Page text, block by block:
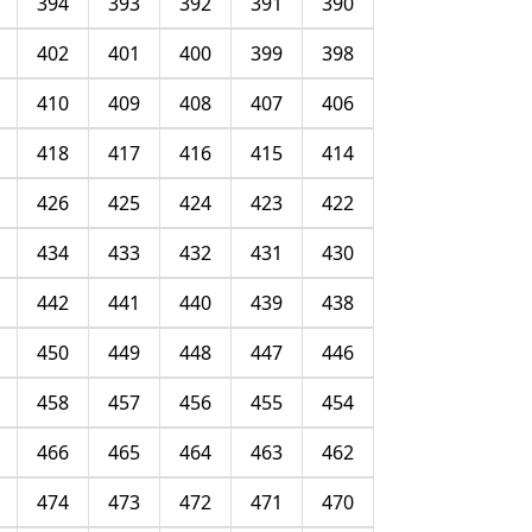
398
399
400
401
402
406
407
408
409
410
414
415
416
417
418
422
423
424
425
426
430
431
432
433
434
438
439
440
441
442
446
447
448
449
450
454
455
456
457
458
462
463
464
465
466
470
471
472
473
474